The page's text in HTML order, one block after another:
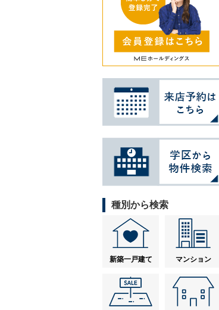
種別から検索
新築一戸建て マンション